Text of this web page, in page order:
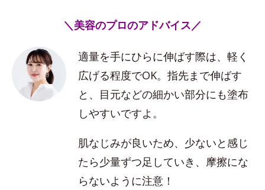
＼美容のプロのアドバイス／
適量を手にひらに伸ばす際は、軽く
広げる程度でOK。指先まで伸ばす
と、目元などの細かい部分にも塗布
しやすいですよ。
肌なじみが良いため、少ないと感じ
たら少量ずつ足していき、摩擦にな
らないように注意！